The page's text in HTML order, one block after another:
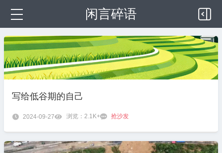
闲言碎语
写给低谷期的自己
 2024-09-27 浏览：2.1K+ 抢沙发